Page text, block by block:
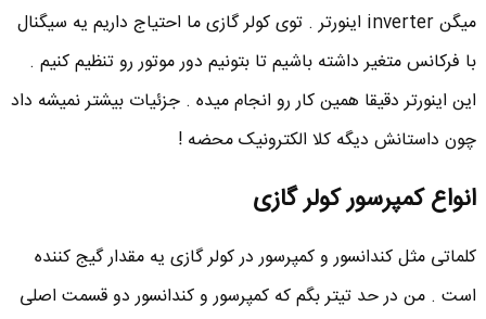
میگن inverter اینورتر . توی کولر گازی ما احتیاج داریم یه سیگنال
با فرکانس متغیر داشته باشیم تا بتونیم دور موتور رو تنظیم کنیم .
این اینورتر دقیقا همین کار رو انجام میده . جزئیات بیشتر نمیشه داد
چون داستانش دیگه کلا الکترونیک محضه !
انواع کمپرسور کولر گازی
کلماتی مثل کندانسور و کمپرسور در کولر گازی یه مقدار گیج کننده
است . من در حد تیتر بگم که کمپرسور و کندانسور دو قسمت اصلی